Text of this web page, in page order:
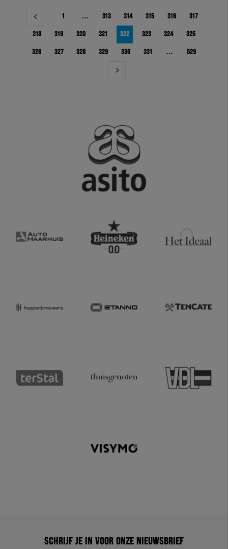
Berichtnavigatie
1 … 313 314 315 316 317
318 319 320 321 322 323 324 325
326 327 328 329 330 331 … 529
Schrijf je in voor onze nieuwsbrief